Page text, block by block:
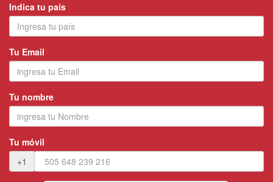
Indica tu país
Tu Email
Tu nombre
Tu móvil
+1